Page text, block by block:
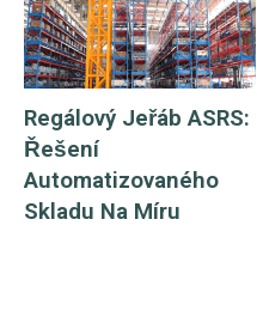
pracovními postupy a
náročným provozním
prostředím.
Regálový Jeřáb ASRS:
Řešení
Automatizovaného
Skladu Na Míru